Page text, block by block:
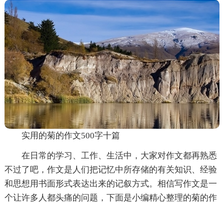
实用的菊的作文500字十篇
在日常的学习、工作、生活中，大家对作文都再熟悉
不过了吧，作文是人们把记忆中所存储的有关知识、经验
和思想用书面形式表达出来的记叙方式。相信写作文是一
个让许多人都头痛的问题，下面是小编精心整理的菊的作